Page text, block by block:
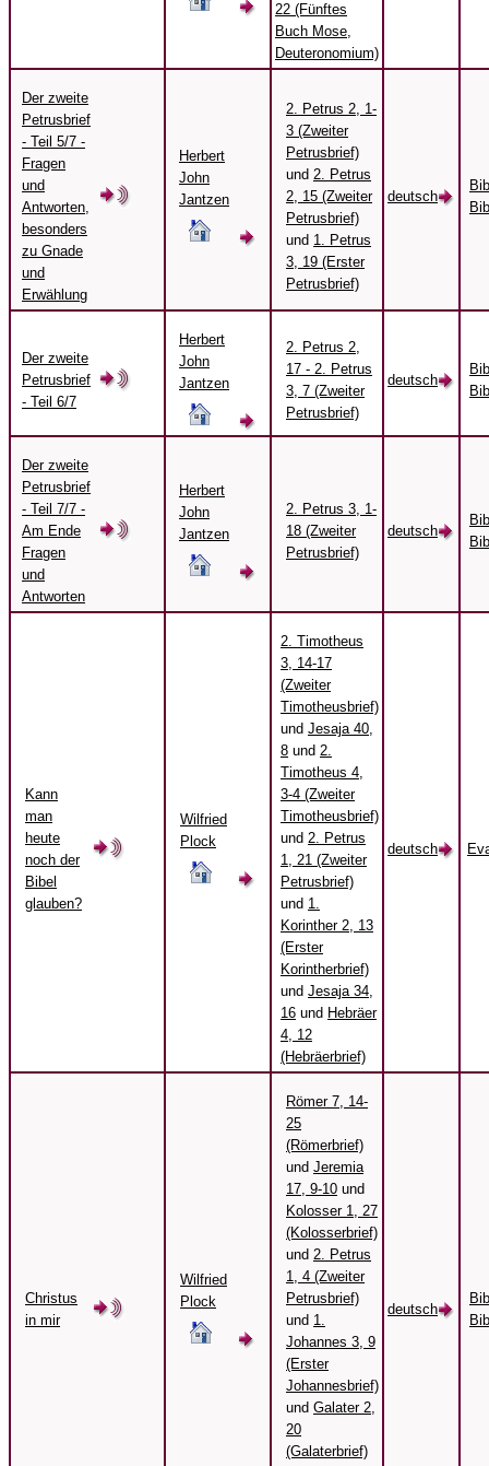
22 (Fünftes
Buch Mose,
Deuteronomium)
Der zweite
Petrusbrief
- Teil 5/7 -
Fragen
und
Antworten,
besonders
zu Gnade
und
Erwählung
Herbert
John
Jantzen
2. Petrus 2, 1-
3 (Zweiter
Petrusbrief)
und 2. Petrus
2, 15 (Zweiter
Petrusbrief)
und 1. Petrus
3, 19 (Erster
Petrusbrief)
deutsch
Der zweite
Petrusbrief
- Teil 6/7
Herbert
John
Jantzen
2. Petrus 2,
17 - 2. Petrus
3, 7 (Zweiter
Petrusbrief)
deutsch
Der zweite
Petrusbrief
- Teil 7/7 -
Am Ende
Fragen
und
Antworten
Herbert
John
Jantzen
2. Petrus 3, 1-
18 (Zweiter
Petrusbrief)
deutsch
Kann
man
heute
noch der
Bibel
glauben?
Wilfried
Plock
2. Timotheus
3, 14-17
(Zweiter
Timotheusbrief)
und Jesaja 40,
8 und 2.
Timotheus 4,
3-4 (Zweiter
Timotheusbrief)
und 2. Petrus
1, 21 (Zweiter
Petrusbrief)
und 1.
Korinther 2, 13
(Erster
Korintherbrief)
und Jesaja 34,
16 und Hebräer
4, 12
(Hebräerbrief)
deutsch
Christus
in mir
Wilfried
Plock
Römer 7, 14-
25
(Römerbrief)
und Jeremia
17, 9-10 und
Kolosser 1, 27
(Kolosserbrief)
und 2. Petrus
1, 4 (Zweiter
Petrusbrief)
und 1.
Johannes 3, 9
(Erster
Johannesbrief)
und Galater 2,
20
(Galaterbrief)
deutsch